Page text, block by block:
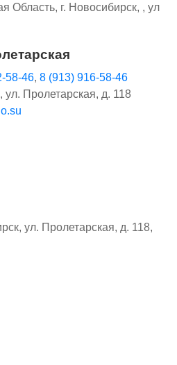
Область, г. Новосибирск, , ул
58-46, 8 (913) 916-58-46
ул. Пролетарская, д. 118
ул. Пролетарская, д. 118,